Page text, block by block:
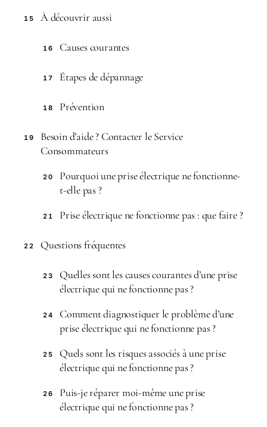
15 À découvrir aussi
16 Causes courantes
17 Étapes de dépannage
18 Prévention
19
Besoin d’aide ? Contacter le Service
Consommateurs
20
Pourquoi une prise électrique ne fonctionne-
t-elle pas ?
21 Prise électrique ne fonctionne pas : que faire ?
22 Questions fréquentes
23
Quelles sont les causes courantes d’une prise
électrique qui ne fonctionne pas ?
24
Comment diagnostiquer le problème d’une
prise électrique qui ne fonctionne pas ?
25
Quels sont les risques associés à une prise
électrique qui ne fonctionne pas ?
26
Puis-je réparer moi-même une prise
électrique qui ne fonctionne pas ?